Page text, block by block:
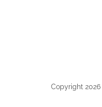
Copyright 2026